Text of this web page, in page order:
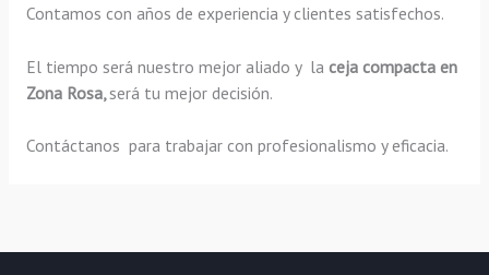
Contamos con años de experiencia y clientes satisfechos.
El tiempo será nuestro mejor aliado y la ceja compacta en
Zona Rosa, será tu mejor decisión.
Contáctanos para trabajar con profesionalismo y eficacia.